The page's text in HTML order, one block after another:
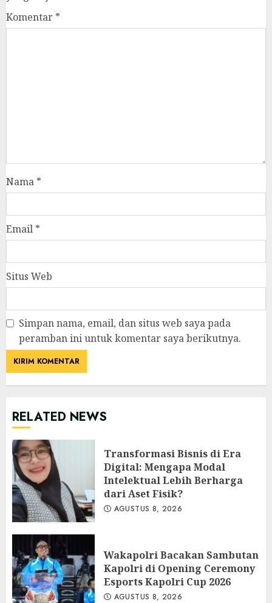
Komentar *
Nama *
Email *
Situs Web
Simpan nama, email, dan situs web saya pada
peramban ini untuk komentar saya berikutnya.
RELATED NEWS
Transformasi Bisnis di Era
Digital: Mengapa Modal
Intelektual Lebih Berharga
dari Aset Fisik?
AGUSTUS 8, 2026
Wakapolri Bacakan Sambutan
Kapolri di Opening Ceremony
Esports Kapolri Cup 2026
AGUSTUS 8, 2026